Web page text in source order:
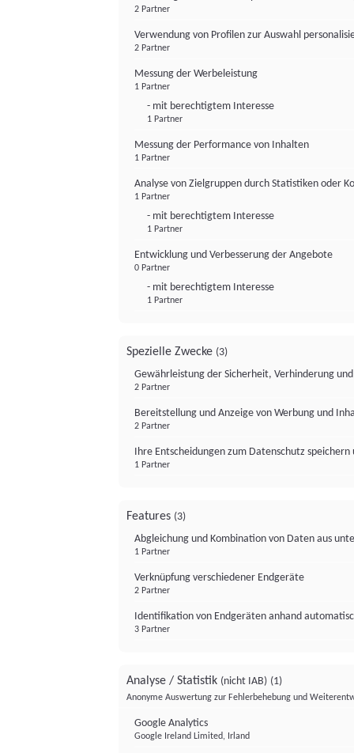
2 Partner
Verwendung von Profilen zur Auswahl
2 Partner
Messung der Werbeleistung
1 Partner
- mit berechtigtem Interesse
1 Partner
Messung der Performance von Inhalten
1 Partner
Analyse von Zielgruppen durch Statistiken oder
1 Partner
- mit berechtigtem Interesse
1 Partner
Entwicklung und Verbesserung der Angebote
0 Partner
- mit berechtigtem Interesse
1 Partner
Spezielle Zwecke (3)
Gewährleistung der Sicherheit, Verhinderung
2 Partner
Bereitstellung und Anzeige von Werbung und
2 Partner
Ihre Entscheidungen zum Datenschutz
1 Partner
Features (3)
Abgleichung und Kombination von Daten aus
1 Partner
Verknüpfung verschiedener Endgeräte
2 Partner
Identifikation von Endgeräten anhand
3 Partner
Analyse / Statistik (nicht IAB) (1)
Anonyme Auswertung zur Fehlerbehebung und
Google Analytics
Google Ireland Limited, Irland